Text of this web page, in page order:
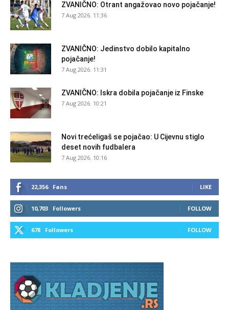
ZVANIČNO: Otrant angažovao novo pojačanje!
7 Aug 2026. 11:36
ZVANIČNO: Jedinstvo dobilo kapitalno
pojačanje!
7 Aug 2026. 11:31
ZVANIČNO: Iskra dobila pojačanje iz Finske
7 Aug 2026. 10:21
Novi trećeligaš se pojačao: U Cijevnu stiglo
deset novih fudbalera
7 Aug 2026. 10:16
22,356 Fans LIKE
10,703 Followers FOLLOW
678 Followers FOLLOW